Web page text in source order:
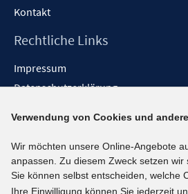
Kontakt
Rechtliche Links
Impressum
Datenschutzerklärung
Barrieren melden
Social-Media-Kanäle
BlueSky
Verwendung von Cookies und
Wir möchten unsere Online-Angebote
anpassen. Zu diesem Zweck setzen wir
Sie können selbst entscheiden, welche
Ihre Einwilligung können Sie jederzeit